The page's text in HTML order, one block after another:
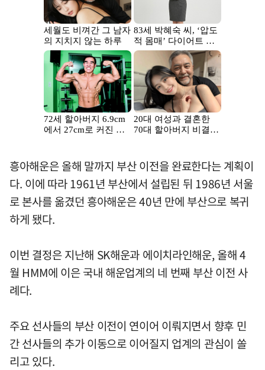
흥아해운은 올해 말까지 부산 이전을 완료한다는 계획이
다. 이에 따라 1961년 부산에서 설립된 뒤 1986년 서울
로 본사를 옮겼던 흥아해운은 40년 만에 부산으로 복귀
하게 됐다.
이번 결정은 지난해 SK해운과 에이치라인해운, 올해 4
월 HMM에 이은 국내 해운업계의 네 번째 부산 이전 사
례다.
주요 선사들의 부산 이전이 연이어 이뤄지면서 향후 민
간 선사들의 추가 이동으로 이어질지 업계의 관심이 쏠
리고 있다.